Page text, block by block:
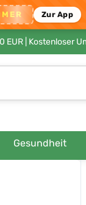
Zur App
EUR | Kostenloser
Gesundheit